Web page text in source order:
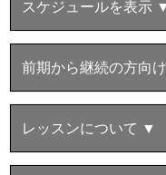
スケジュールを表示
前期から継続の方向
レッスンについて ▼